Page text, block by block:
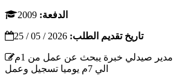
الدفعة:
تاريخ تقديم الطلب:
مدير صيدلي خبرة يبحث عن عمل من 1م
الي 7م يوميا تسجيل وعمل